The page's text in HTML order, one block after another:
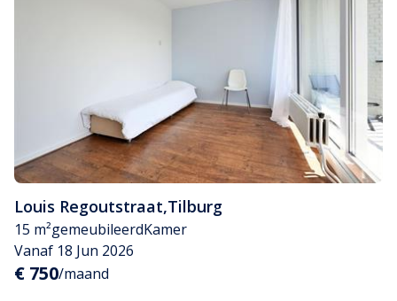
Louis Regoutstraat,Tilburg
15 m²gemeubileerdKamer
Vanaf 18 Jun 2026
€ 750/maand